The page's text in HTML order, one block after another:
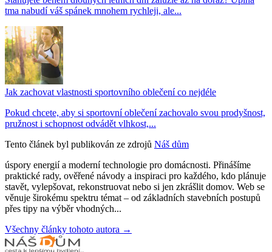
tma nabudí váš spánek mnohem rychleji, ale...
Jak zachovat vlastnosti sportovního oblečení co nejdéle
Pokud chcete, aby si sportovní oblečení zachovalo svou prodyšnost,
pružnost i schopnost odvádět vlhkost,...
Tento článek byl publikován ze zdrojů Náš dům
úspory energií a moderní technologie pro domácnosti. Přinášíme
praktické rady, ověřené návody a inspiraci pro každého, kdo plánuje
stavět, vylepšovat, rekonstruovat nebo si jen zkrášlit domov. Web se
věnuje širokému spektru témat – od základních stavebních postupů
přes tipy na výběr vhodných...
Všechny články tohoto autora →